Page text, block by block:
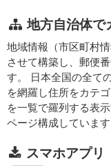
地方自治体で
地域情報（市区町村
させて構築し、郵便
す。 日本全国の全て
を網羅し住所をカテ
を一覧で羅列する表
ページ構成しています
スマホアプリ